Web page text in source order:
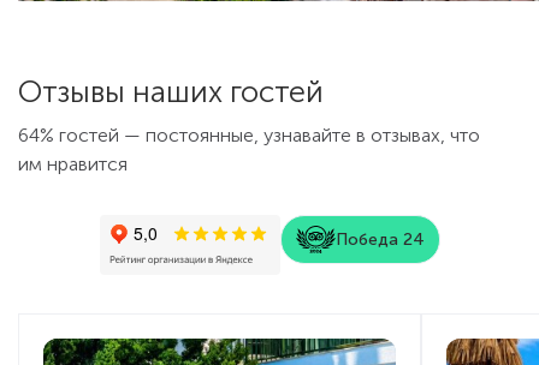
Отзывы наших гостей
64% гостей — постоянные, узнавайте в отзывах, что
им нравится
Победа 24